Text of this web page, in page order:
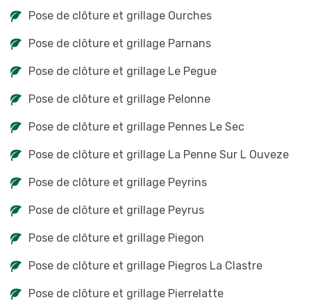
Pose de clôture et grillage Ourches
Pose de clôture et grillage Parnans
Pose de clôture et grillage Le Pegue
Pose de clôture et grillage Pelonne
Pose de clôture et grillage Pennes Le Sec
Pose de clôture et grillage La Penne Sur L Ouveze
Pose de clôture et grillage Peyrins
Pose de clôture et grillage Peyrus
Pose de clôture et grillage Piegon
Pose de clôture et grillage Piegros La Clastre
Pose de clôture et grillage Pierrelatte